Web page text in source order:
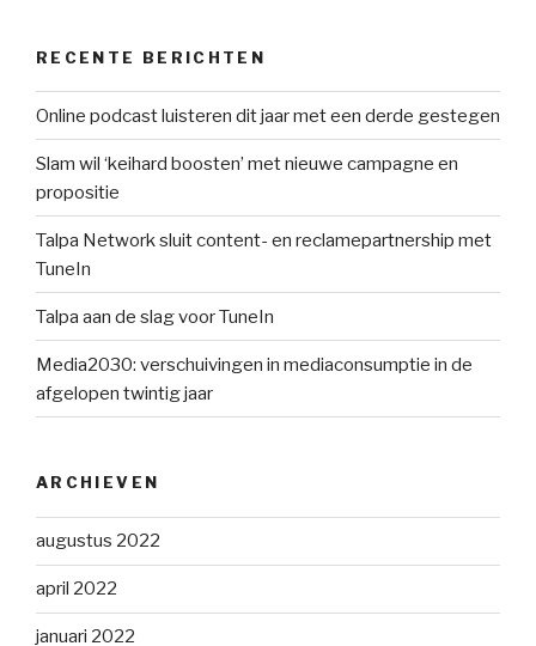
RECENTE BERICHTEN
Online podcast luisteren dit jaar met een derde gestegen
Slam wil ‘keihard boosten’ met nieuwe campagne en
propositie
Talpa Network sluit content- en reclamepartnership met
TuneIn
Talpa aan de slag voor TuneIn
Media2030: verschuivingen in mediaconsumptie in de
afgelopen twintig jaar
ARCHIEVEN
augustus 2022
april 2022
januari 2022